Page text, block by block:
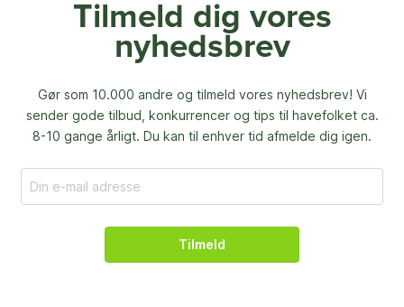
Tilmeld dig vores
nyhedsbrev
Gør som 10.000 andre og tilmeld vores nyhedsbrev! Vi
sender gode tilbud, konkurrencer og tips til havefolket ca.
8-10 gange årligt. Du kan til enhver tid afmelde dig igen.
Tilmeld